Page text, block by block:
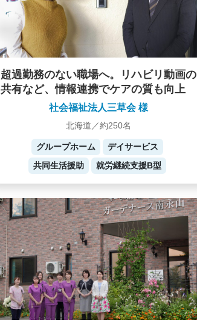
超過勤務のない職場へ。リハビリ動画の
共有など、情報連携でケアの質も向上
社会福祉法人三草会 様
北海道／約250名
グループホーム
デイサービス
共同生活援助
就労継続支援B型